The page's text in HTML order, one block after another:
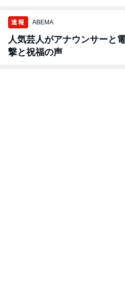
速報 ABEMA
人気芸人がアナウンサーと
撃と祝福の声